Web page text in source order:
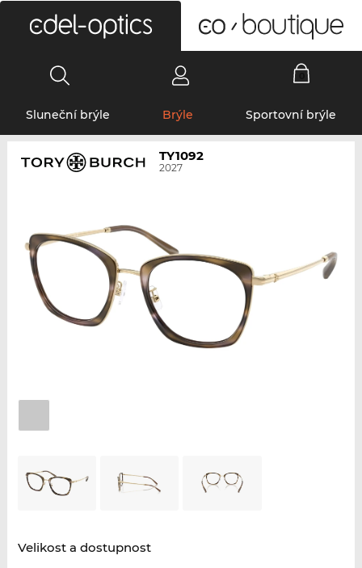
Sluneční brýle Brýle Sportovní brýle
TY1092
2027
Velikost a dostupnost